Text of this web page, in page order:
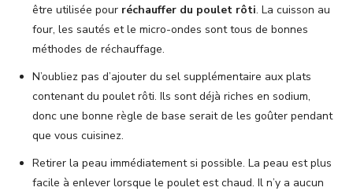
être utilisée pour réchauffer du poulet rôti. La cuisson au
four, les sautés et le micro-ondes sont tous de bonnes
méthodes de réchauffage.
N’oubliez pas d’ajouter du sel supplémentaire aux plats
contenant du poulet rôti. Ils sont déjà riches en sodium,
donc une bonne règle de base serait de les goûter pendant
que vous cuisinez.
Retirer la peau immédiatement si possible. La peau est plus
facile à enlever lorsque le poulet est chaud. Il n’y a aucun